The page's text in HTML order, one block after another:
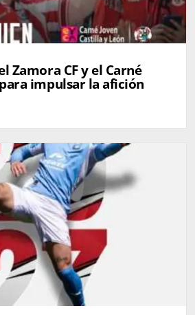
Zamora CF y el Carné
impulsar la afición